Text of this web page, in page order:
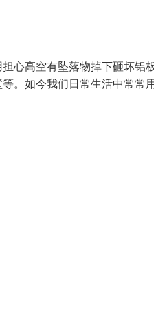
心高空有坠落物掉下砸坏铝
。如今我们日常生活中常常